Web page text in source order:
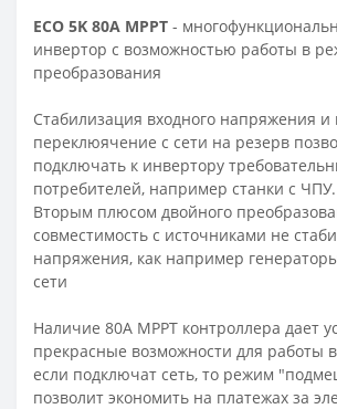
ECO 5K 80A MPPT -
инвертор с возможностью работы в
преобразования
Стабилизация входного напряжения и
переклюячение с сети на резерв
подключать к инвертору
потребителей, например станки с ЧПУ.
Вторым плюсом двойного
совместимость с источниками не
напряжения, как например
сети
Наличие 80А MPPT контроллера дает
прекрасные возможности для работы
если подключат сеть, то режим
позволит экономить на платежах за